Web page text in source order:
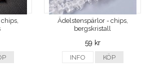
Ädelstenspärlor - chips,
bergskristall
59 kr
INFO KÖP